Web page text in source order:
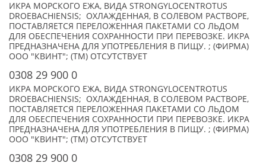
ИКРА МОРСКОГО ЕЖА, ВИДА STRONGYLOCENTROTUS
DROEBACHIENSIS; ОХЛАЖДЕННАЯ, В СОЛЕВОМ РАСТВОРЕ,
ПОСТАВЛЯЕТСЯ ПЕРЕЛОЖЕННАЯ ПАКЕТАМИ СО ЛЬДОМ
ДЛЯ ОБЕСПЕЧЕНИЯ СОХРАННОСТИ ПРИ ПЕРЕВОЗКЕ. ИКРА
ПРЕДНАЗНАЧЕНА ДЛЯ УПОТРЕБЛЕНИЯ В ПИЩУ. ; (ФИРМА)
ООО "КВИНТ"; (TM) ОТСУТСТВУЕТ
0308 29 900 0
ИКРА МОРСКОГО ЕЖА, ВИДА STRONGYLOCENTROTUS
DROEBACHIENSIS; ОХЛАЖДЕННАЯ, В СОЛЕВОМ РАСТВОРЕ,
ПОСТАВЛЯЕТСЯ ПЕРЕЛОЖЕННАЯ ПАКЕТАМИ СО ЛЬДОМ
ДЛЯ ОБЕСПЕЧЕНИЯ СОХРАННОСТИ ПРИ ПЕРЕВОЗКЕ. ИКРА
ПРЕДНАЗНАЧЕНА ДЛЯ УПОТРЕБЛЕНИЯ В ПИЩУ. ; (ФИРМА)
ООО "КВИНТ"; (TM) ОТСУТСТВУЕТ
0308 29 900 0